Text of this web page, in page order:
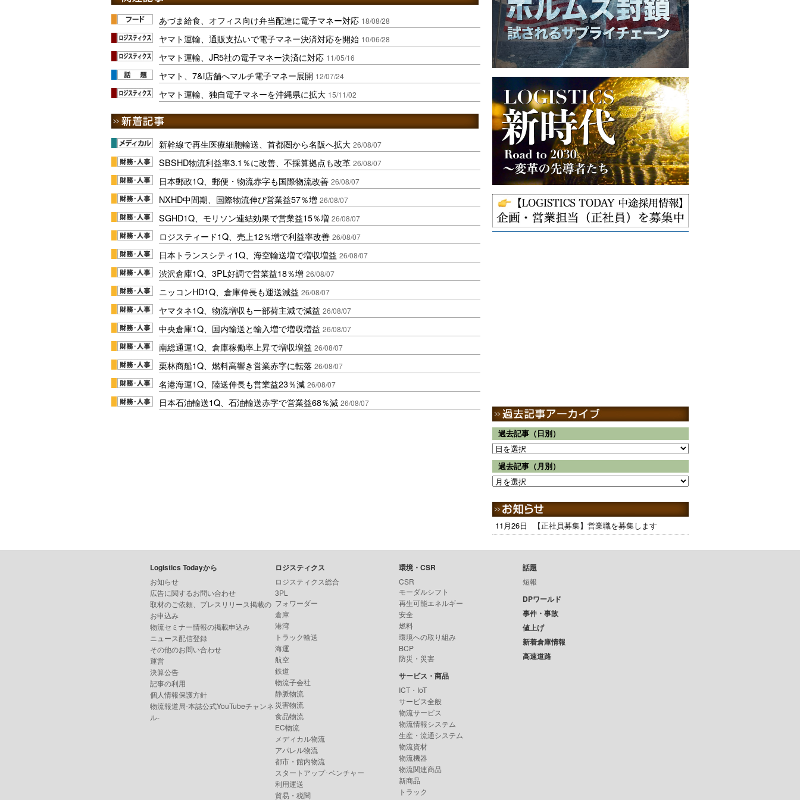
あづま給食、オフィス向け弁当配達に電子マネー対応 18/08/28
ヤマト運輸、通販支払いで電子マネー決済対応を開始 10/06/28
ヤマト運輸、JR5社の電子マネー決済に対応 11/05/16
ヤマト、7&i店舗へマルチ電子マネー展開 12/07/24
ヤマト運輸、独自電子マネーを沖縄県に拡大 15/11/02
新幹線で再生医療細胞輸送、首都圏から名阪へ拡大 26/08/07
SBSHD物流利益率3.1％に改善、不採算拠点も改革 26/08/07
日本郵政1Q、郵便・物流赤字も国際物流改善 26/08/07
NXHD中間期、国際物流伸び営業益57％増 26/08/07
SGHD1Q、モリソン連結効果で営業益15％増 26/08/07
ロジスティード1Q、売上12％増で利益率改善 26/08/07
日本トランスシティ1Q、海空輸送増で増収増益 26/08/07
渋沢倉庫1Q、3PL好調で営業益18％増 26/08/07
ニッコンHD1Q、倉庫伸長も運送減益 26/08/07
ヤマタネ1Q、物流増収も一部荷主減で減益 26/08/07
中央倉庫1Q、国内輸送と輸入増で増収増益 26/08/07
南総通運1Q、倉庫稼働率上昇で増収増益 26/08/07
栗林商船1Q、燃料高響き営業赤字に転落 26/08/07
名港海運1Q、陸送伸長も営業益23％減 26/08/07
日本石油輸送1Q、石油輸送赤字で営業益68％減 26/08/07
過去記事（日別）
過去記事（月別）
11月26日 【正社員募集】営業職を募集します
Logistics Todayから
お知らせ
広告に関するお問い合わせ
取材のご依頼、プレスリリース掲載の
お申込み
物流セミナー情報の掲載申込み
ニュース配信登録
その他のお問い合わせ
運営
決算公告
記事の利用
個人情報保護方針
物流報道局-本誌公式YouTubeチャンネ
ル-
ロジスティクス
ロジスティクス総合
3PL
フォワーダー
倉庫
港湾
トラック輸送
海運
航空
鉄道
物流子会社
静脈物流
災害物流
食品物流
EC物流
メディカル物流
アパレル物流
都市・館内物流
スタートアップ･ベンチャー
利用運送
貿易・税関
環境・CSR
CSR
モーダルシフト
再生可能エネルギー
安全
燃料
環境への取り組み
BCP
防災・災害
サービス・商品
ICT・IoT
サービス全般
物流サービス
物流情報システム
生産・流通システム
物流資材
物流機器
物流関連商品
新商品
トラック
話題
短報
DPワールド
事件・事故
値上げ
新着倉庫情報
高速道路